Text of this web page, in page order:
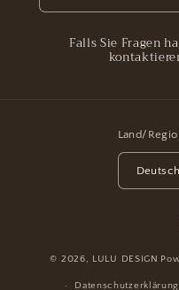
Falls Sie Fragen
Land/
© 2026, LULU DESIGN
Datenschutzerklärung